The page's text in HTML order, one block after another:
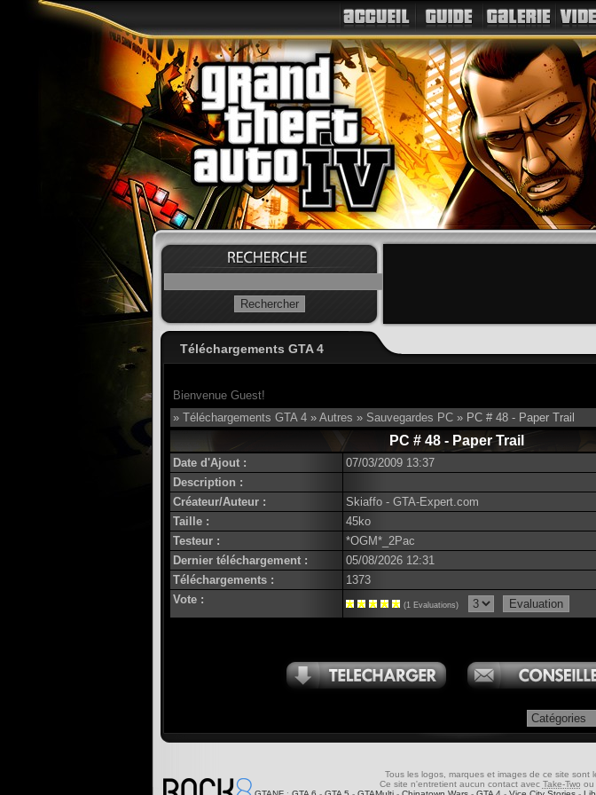
Téléchargements GTA 4
Bienvenue Guest!
» Téléchargements GTA 4 » Autres » Sauvegardes PC » PC # 48 - Paper Trail
PC # 48 - Paper Trail
Date d'Ajout :
07/03/2009 13:37
Description :
Créateur/Auteur :
Skiaffo - GTA-Expert.com
Taille :
45ko
Testeur :
*OGM*_2Pac
Dernier téléchargement :
05/08/2026 12:31
Téléchargements :
1373
Vote :
(1 Evaluations)
Tous les logos, marques et images de ce site sont
Ce site n'entretient aucun contact avec Take-Two ou